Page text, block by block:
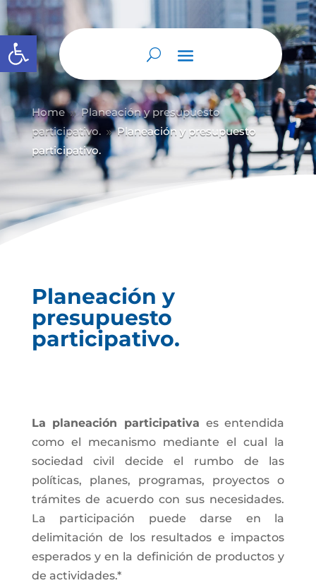
Abrir barra de herramientas
Home 9 Planeación y presupuesto
participativo. 9 Planeación y presupuesto
participativo.
Planeación y
presupuesto
participativo.
La planeación participativa es entendida
como el mecanismo mediante el cual la
sociedad civil decide el rumbo de las
políticas, planes, programas, proyectos o
trámites de acuerdo con sus necesidades.
La participación puede darse en la
delimitación de los resultados e impactos
esperados y en la definición de productos y
de actividades.*